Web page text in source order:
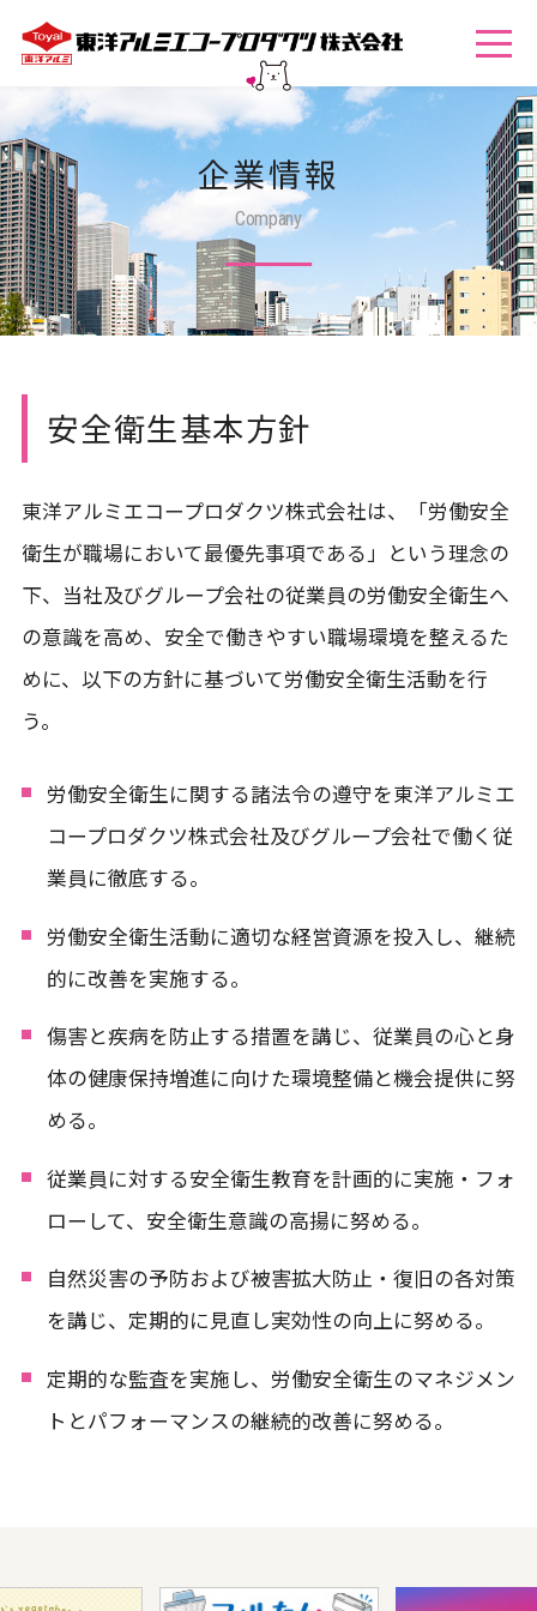
企業情報
Company
安全衛生基本方針
東洋アルミエコープロダクツ株式会社は、「労働安全
衛生が職場において最優先事項である」という理念の
下、当社及びグループ会社の従業員の労働安全衛生へ
の意識を高め、安全で働きやすい職場環境を整えるた
めに、以下の方針に基づいて労働安全衛生活動を行
う。
労働安全衛生に関する諸法令の遵守を東洋アルミエ
コープロダクツ株式会社及びグループ会社で働く従
業員に徹底する。
労働安全衛生活動に適切な経営資源を投入し、継続
的に改善を実施する。
傷害と疾病を防止する措置を講じ、従業員の心と身
体の健康保持増進に向けた環境整備と機会提供に努
める。
従業員に対する安全衛生教育を計画的に実施・フォ
ローして、安全衛生意識の高揚に努める。
自然災害の予防および被害拡大防止・復旧の各対策
を講じ、定期的に見直し実効性の向上に努める。
定期的な監査を実施し、労働安全衛生のマネジメン
トとパフォーマンスの継続的改善に努める。